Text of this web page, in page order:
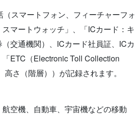
スマートフォン、フィーチャーフォ
マートウォッチ」、「ICカード：キ
交通機関）、ICカード社員証、ICカ
ETC（Electronic Toll Collection
さ（階層））が記録されます。
空機、自動車、宇宙機などの移動